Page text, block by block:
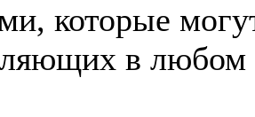
которые
в любом